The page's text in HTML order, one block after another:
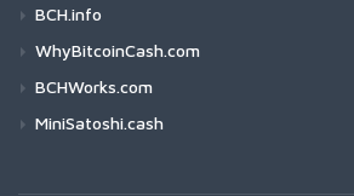
BCH.info
WhyBitcoinCash.com
BCHWorks.com
MiniSatoshi.cash